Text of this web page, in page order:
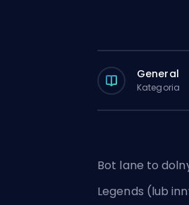
Teammate
General
Kategoria
Bot lane to
Legends (lub